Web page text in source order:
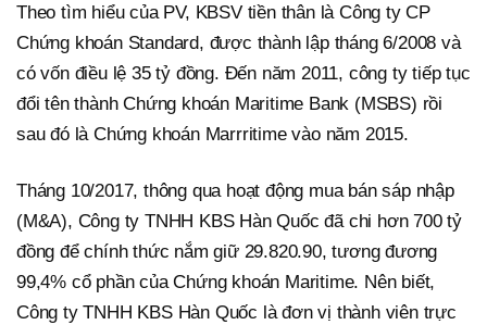
Theo tìm hiểu của PV, KBSV tiền thân là Công ty CP
Chứng khoán Standard, được thành lập tháng 6/2008 và
có vốn điều lệ 35 tỷ đồng. Đến năm 2011, công ty tiếp tục
đổi tên thành Chứng khoán Maritime Bank (MSBS) rồi
sau đó là Chứng khoán Marrritime vào năm 2015.
Tháng 10/2017, thông qua hoạt động mua bán sáp nhập
(M&A), Công ty TNHH KBS Hàn Quốc đã chi hơn 700 tỷ
đồng để chính thức nắm giữ 29.820.90, tương đương
99,4% cổ phần của Chứng khoán Maritime. Nên biết,
Công ty TNHH KBS Hàn Quốc là đơn vị thành viên trực